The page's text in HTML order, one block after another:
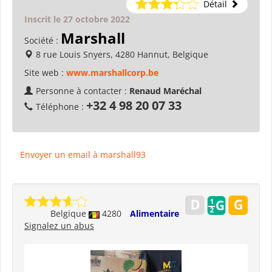
Détail
Inscrit le 27 octobre 2022
Société : Marshall
8 rue Louis Snyers, 4280 Hannut, Belgique
Site web : www.marshallcorp.be
Personne à contacter : Renaud Maréchal
Téléphone : +32 4 98 20 07 33
Envoyer un email à marshall93
Belgique 4280
Alimentaire
Signalez un abus